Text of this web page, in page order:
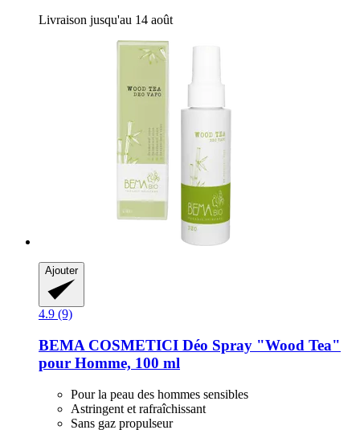
Livraison jusqu'au 14 août
Ajouter
4.9 (9)
BEMA COSMETICI Déo Spray "Wood Tea"
pour Homme, 100 ml
Pour la peau des hommes sensibles
Astringent et rafraîchissant
Sans gaz propulseur